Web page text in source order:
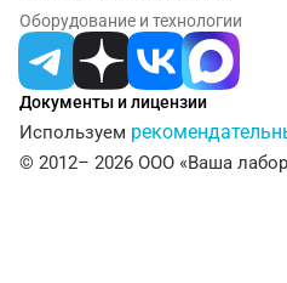
Иваново
Ивантеевка
Ижевск
Документы и лицензии
Используем
© 2012– 2026 ООО «Ваша
Оборудование и технологии